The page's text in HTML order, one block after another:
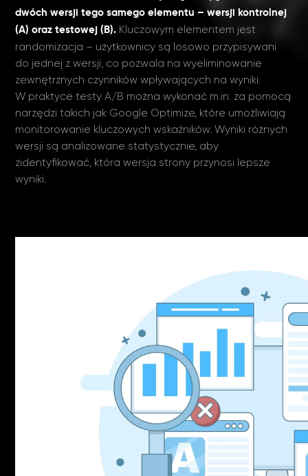
dwóch wersji tego samego elementu – wersji kontrolnej
(A) oraz testowej (B). Kluczowym elementem jest
randomizacja – użytkownicy są losowo przypisywani
do jednej z wersji, co pozwala na wyeliminowanie
zewnętrznych czynników wpływających na wyniki.
W praktyce testy A/B można wykonać m.in. za pomocą
narzędzi takich jak Google Optimize, które umożliwiają
monitorowanie kluczowych wskaźników. Wyniki różnych
wersji są analizowane statystycznie, aby
zidentyfikować, która wersja strony przynosi lepsze
wyniki.